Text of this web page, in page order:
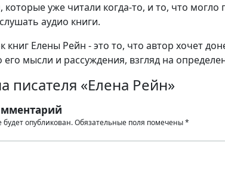
которые уже читали когда-то, и то, что
аудио книги.
книг Елены Рейн - это то, что автор хочет
его мысли и рассуждения, взгляд на
писателя «Елена Рейн»
опубликован.Обязательные поля помечены*